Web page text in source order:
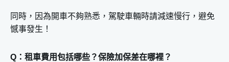
同時，因為開車不夠熟悉，駕駛車輛時請減速慢行，避免
憾事發生！
Q：租車費用包括哪些？保險加保差在哪裡？